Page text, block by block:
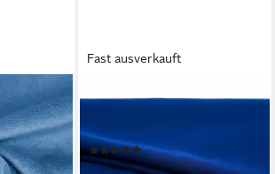
bei dir
Fast ausverkauft
Breite 150 cm
(1)
3,59 €